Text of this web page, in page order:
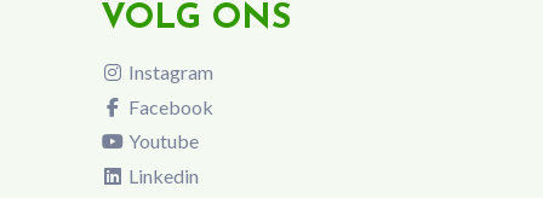
VOLG ONS
Instagram
Facebook
Youtube
Linkedin